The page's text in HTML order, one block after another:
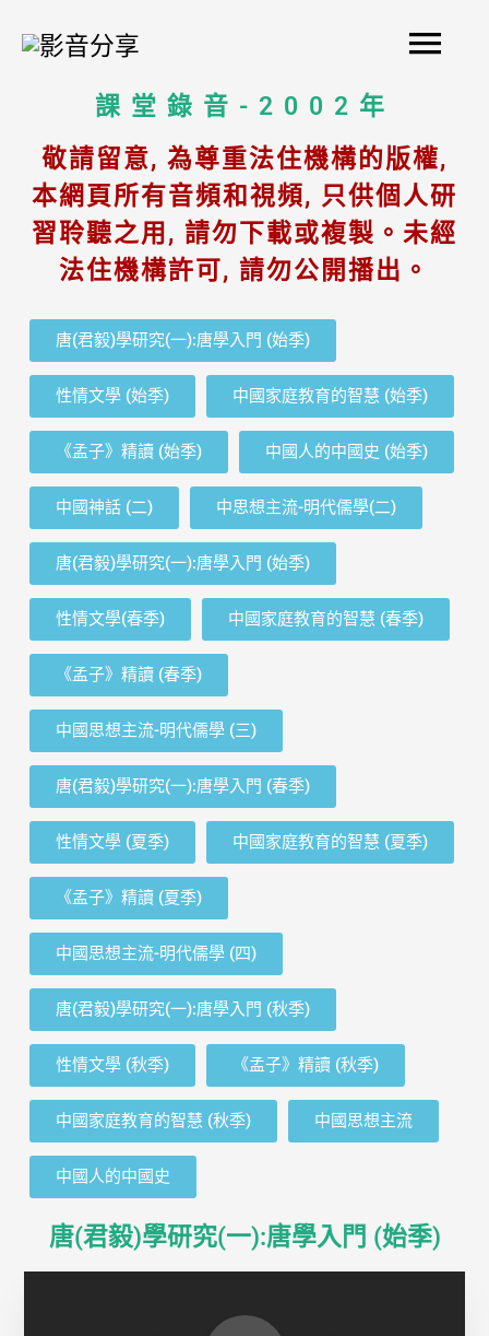
to
課堂錄音-2002年
敬請留意, 為尊重法住機構的版權,
本網頁所有音頻和視頻, 只供個人研
習聆聽之用, 請勿下載或複製。未經
法住機構許可, 請勿公開播出。
唐(君毅)學研究(一):唐學入門 (始季)
性情文學 (始季) 中國家庭教育的智慧 (始季)
《孟子》精讀 (始季) 中國人的中國史 (始季)
中國神話 (二) 中思想主流-明代儒學(二)
唐(君毅)學研究(一):唐學入門 (始季)
性情文學(春季) 中國家庭教育的智慧 (春季)
《孟子》精讀 (春季)
中國思想主流-明代儒學 (三)
唐(君毅)學研究(一):唐學入門 (春季)
性情文學 (夏季) 中國家庭教育的智慧 (夏季)
《孟子》精讀 (夏季)
中國思想主流-明代儒學 (四)
唐(君毅)學研究(一):唐學入門 (秋季)
性情文學 (秋季) 《孟子》精讀 (秋季)
中國家庭教育的智慧 (秋季) 中國思想主流
中國人的中國史
唐(君毅)學研究(一):唐學入門 (始季)